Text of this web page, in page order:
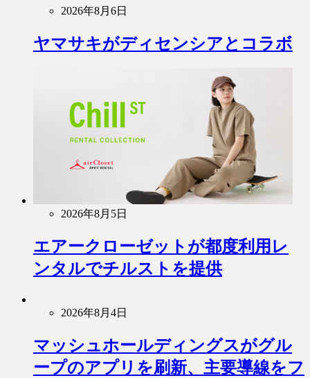
2026年8月6日
ヤマサキがディセンシアとコラボ
2026年8月5日
エアークローゼットが都度利用レ
ンタルでチルストを提供
2026年8月4日
マッシュホールディングスがグル
ープのアプリを刷新、主要導線をフ